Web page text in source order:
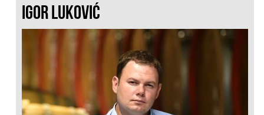
IGOR LUKOVIĆ